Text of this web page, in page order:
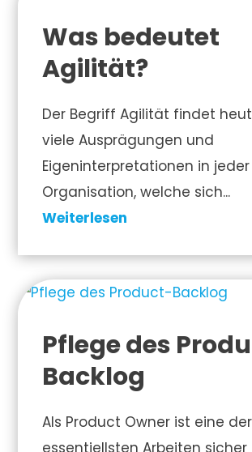
Was bedeutet
Agilität?
Der Begriff Agilität findet
viele Ausprägungen und
Eigeninterpretationen in jeder
Organisation, welche sich...
Weiterlesen
Pflege des
Backlog
Als Product Owner ist eine der
essentiellsten Arbeiten sicher